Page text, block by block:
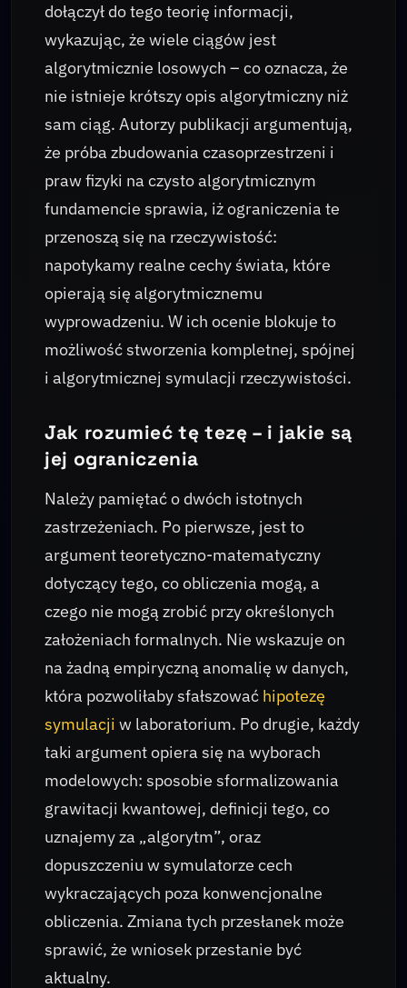
dołączył do tego teorię informacji,
wykazując, że wiele ciągów jest
algorytmicznie losowych – co oznacza, że
nie istnieje krótszy opis algorytmiczny niż
sam ciąg. Autorzy publikacji argumentują,
że próba zbudowania czasoprzestrzeni i
praw fizyki na czysto algorytmicznym
fundamencie sprawia, iż ograniczenia te
przenoszą się na rzeczywistość:
napotykamy realne cechy świata, które
opierają się algorytmicznemu
wyprowadzeniu. W ich ocenie blokuje to
możliwość stworzenia kompletnej, spójnej
i algorytmicznej symulacji rzeczywistości.
Jak rozumieć tę tezę – i jakie są
jej ograniczenia
Należy pamiętać o dwóch istotnych
zastrzeżeniach. Po pierwsze, jest to
argument teoretyczno-matematyczny
dotyczący tego, co obliczenia mogą, a
czego nie mogą zrobić przy określonych
założeniach formalnych. Nie wskazuje on
na żadną empiryczną anomalię w danych,
która pozwoliłaby sfałszować hipotezę
symulacji w laboratorium. Po drugie, każdy
taki argument opiera się na wyborach
modelowych: sposobie sformalizowania
grawitacji kwantowej, definicji tego, co
uznajemy za „algorytm”, oraz
dopuszczeniu w symulatorze cech
wykraczających poza konwencjonalne
obliczenia. Zmiana tych przesłanek może
sprawić, że wniosek przestanie być
aktualny.